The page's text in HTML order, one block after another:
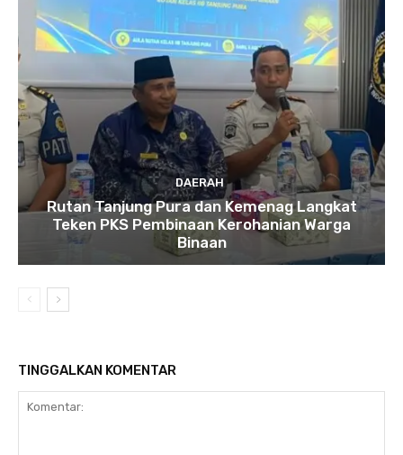
DAERAH
Rutan Tanjung Pura dan Kemenag Langkat
Teken PKS Pembinaan Kerohanian Warga
Binaan
TINGGALKAN KOMENTAR